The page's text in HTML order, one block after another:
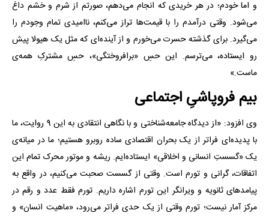
و اما خودم؛ در هر خریدی که انجام می‌دهم، صورتم از شرم و خشم داغ
می‌شود. وقتی درآمدم را با قیمت‌ها تراز می‌کنم، ناامیدی تمام وجودم را
می‌گیرد. برای گذشته حسرت می‌خورم و از آینده‌ای که مثل یک هیولا پیش
رو ایستاده، می‌ترسم. این حسِ «برافروختگی»، حسِ مشترکِ همه‌ی
ماست.»
بیم فروپاشیِ اجتماعی
وی افزود: «از دیدگاه جامعه‌شناختی و با نگاهی انتقادی به این 9 روایت، ما
با پدیده‌ای فراتر از یک بحران اقتصادی ساده روبرو هستیم؛ ما در میانه‌ی
یک «گسستِ انسانی و اخلاقی» ایستاده‌ایم. ریشه و موتور محرک تمام این
اتفاقات، گرانی و تورم است. وقتی از گسست صحبت می‌کنیم، در واقع به
پیامدهای ثانویه و ویرانگر این تورم اشاره داریم. تورم فقط عدد و رقم در
مرکز آمار نیست؛ تورم وقتی از یک حدی فراتر می‌رود، «ماهیت انسان» و